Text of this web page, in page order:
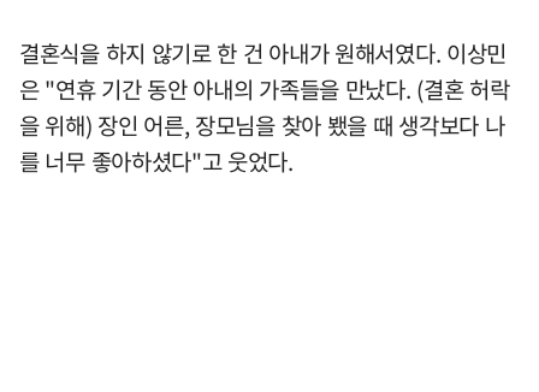
결혼식을 하지 않기로 한 건 아내가 원해서였다. 이상민
은 "연휴 기간 동안 아내의 가족들을 만났다. (결혼 허락
을 위해) 장인 어른, 장모님을 찾아 뵀을 때 생각보다 나
를 너무 좋아하셨다"고 웃었다.